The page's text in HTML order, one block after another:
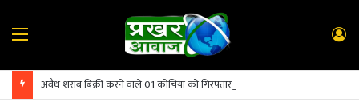
Menu
अवैध शराब बिक्री करने वाले 01 कोचिया को गिरफ्तार कर भेजा गया जेल